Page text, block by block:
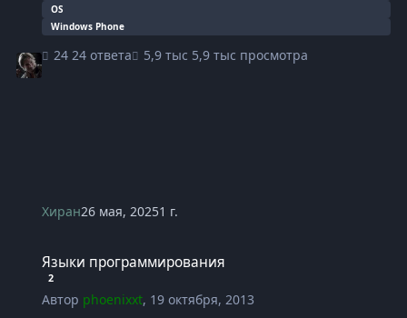
OS
Windows Phone
24 ответа 5,9 тыс просмотра
Хиран26 мая, 20251 г.
Языки программирования
2
Автор phoenixxt, 19 октября, 2013